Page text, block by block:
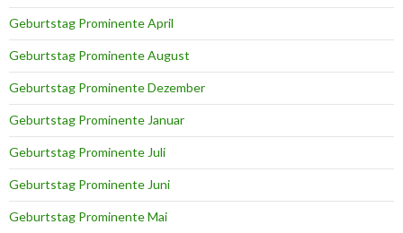
Geburtstag Prominente April
Geburtstag Prominente August
Geburtstag Prominente Dezember
Geburtstag Prominente Januar
Geburtstag Prominente Juli
Geburtstag Prominente Juni
Geburtstag Prominente Mai